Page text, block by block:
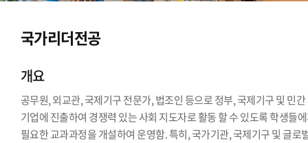
국가리더전공
개요
공무원, 외교관, 국제기구 전문가, 법조인 등으로 정부, 국제기구 및 민간
기업에 진출하여 경쟁력 있는 사회 지도자로 활동 할 수 있도록 학생들
필요한 교과과정을 개설하여 운영함. 특히, 국가기관, 국제기구 및 글로